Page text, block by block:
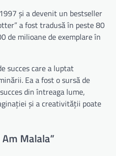
și a devenit un bestseller
a fost tradusă în peste 80
de milioane de exemplare în
succes care a luptat
Ea a fost o sursă de
din întreaga lume,
și a creativității poate
Malala”